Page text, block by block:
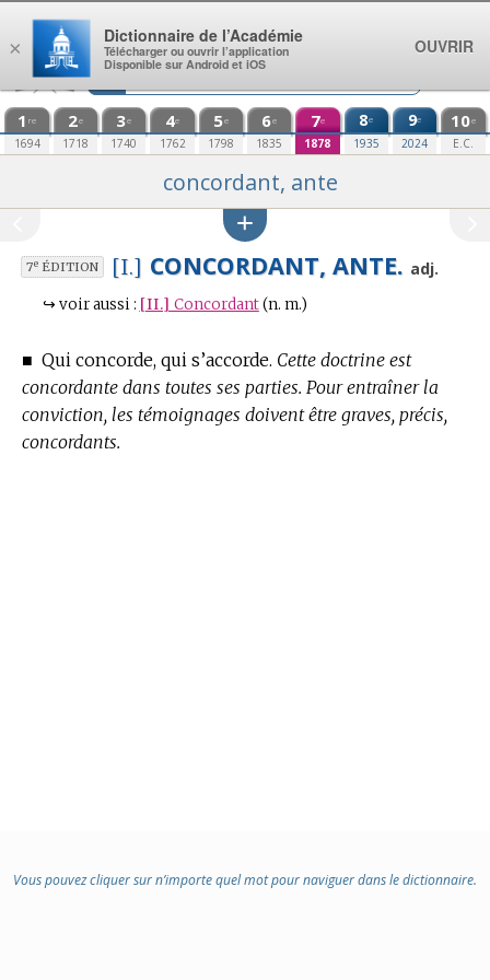
Aller au contenu
1 re
1694
2e
1718
3e
1740
4e
1762
5e
1798
6e
1835
7e
1878
8e
1935
9e
2024
10e
E.C.
concordant, ante
7eÉDITION [I.] CONCORDANT, ANTE. adj.
↪ voir aussi : [II.] Concordant (n. m.)
■ Qui concorde, qui s’accorde. Cette doctrine est
concordante dans toutes ses parties. Pour entraîner la
conviction, les témoignages doivent être graves, précis,
concordants.
Vous pouvez cliquer sur n’importe quel mot pour naviguer dans le dictionnaire.
×
Dictionnaire de l’Académie
Télécharger ou ouvrir l’application
Disponible sur Android et iOS
OUVRIR